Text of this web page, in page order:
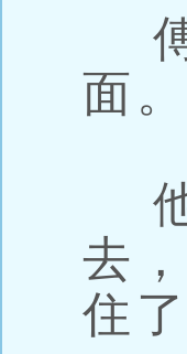
傅
面
他
去
住了